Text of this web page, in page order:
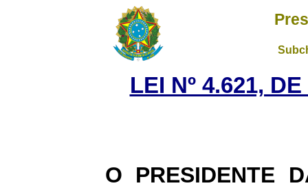
LEI Nº 4.621,
O PRESIDENTE